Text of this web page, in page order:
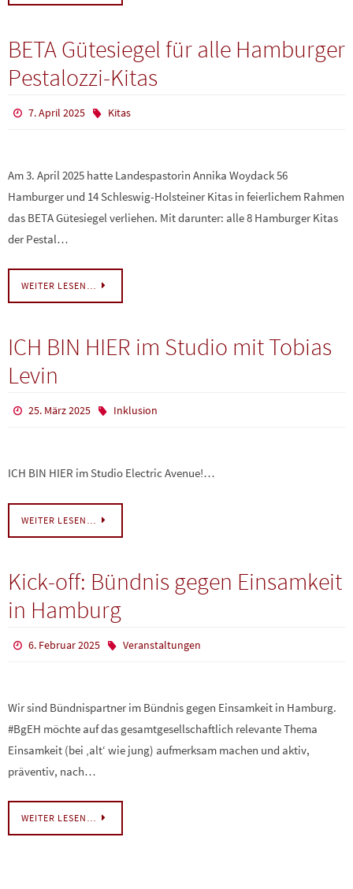
BETA Gütesiegel für alle Hamburger
Pestalozzi-Kitas
7. April 2025 Kitas
Am 3. April 2025 hatte Landespastorin Annika Woydack 56
Hamburger und 14 Schleswig-Holsteiner Kitas in feierlichem Rahmen
das BETA Gütesiegel verliehen. Mit darunter: alle 8 Hamburger Kitas
der Pestal…
WEITER LESEN…
ICH BIN HIER im Studio mit Tobias
Levin
25. März 2025 Inklusion
ICH BIN HIER im Studio Electric Avenue!…
WEITER LESEN…
Kick-off: Bündnis gegen Einsamkeit
in Hamburg
6. Februar 2025 Veranstaltungen
Wir sind Bündnispartner im Bündnis gegen Einsamkeit in Hamburg.
#BgEH möchte auf das gesamtgesellschaftlich relevante Thema
Einsamkeit (bei ‚alt‘ wie jung) aufmerksam machen und aktiv,
präventiv, nach…
WEITER LESEN…